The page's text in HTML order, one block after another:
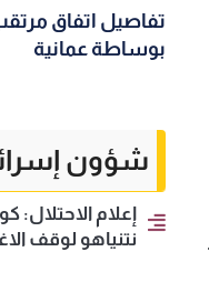
تفاصيل اتفاق
بوساطة عمانية
شؤون
إعلام
نتنياهو لوقف